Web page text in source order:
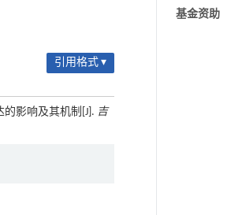
引用格式 ▾
的影响及其机制[J]. 吉
基金资助